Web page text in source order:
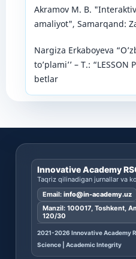
Akramov M. B.
amaliyot", Samarqand:
Nargiza Erkaboyeva
to’plami’’ – T.: “LESSON
betlar
Innovative Academy
Taqriz qilinadigan jurnallar va
Email: info@in-academy.uz
Manzil: 100017, Toshkent,
120/30
2021-2026 Innovative Academy
Science | Academic Integrity